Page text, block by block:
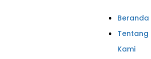
Beranda
Tentang
Kami